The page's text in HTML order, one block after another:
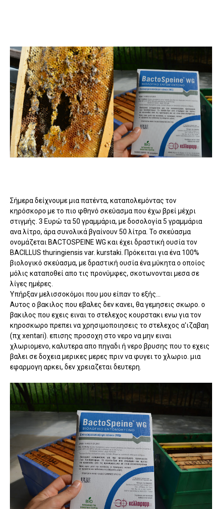
Σήμερα δείχνουμε μια πατέντα, καταπολεμόντας τον
κηρόσκορο με το πιο φθηνό σκεύασμα που έχω βρεί μέχρι
στιγμής. 3 Ευρώ τα 50 γραμμάρια, με δοσολογία 5 γραμμάρια
ανα λίτρο, άρα συνολικά βγαίνουν 50 λίτρα. Το σκεύασμα
ονομάζεται BACTOSPEINE WG και έχει δραστική ουσία τον
BACILLUS thuringiensis var. kurstaki. Πρόκειται για ένα 100%
βιολογικό σκεύασμα, με δραστική ουσία ένα μύκητα ο οποίος
μόλις καταποθεί απο τις προνύμφες, σκοτωνονται μεσα σε
λίγες ημέρες.
Υπήρξαν μελισσοκόμοι που μου είπαν το εξής...
Αυτος ο βακιλος που εβαλες δεν κανει, θα γεμησεις σκωρο. ο
βακιλος που εχεις ειναι το στελεχος κουρστακι ενω για τον
κηροσκωρο πρεπει να χρησιμοποιησεις το στελεχος α'ιζαβαη
(πχ xentari). επισης προσοχη στο νερο να μην ειναι
χλωριομενο, καλυτερα απο πηγαδι ή νερο βρυσης που το εχεις
βαλει σε δοχεια μερικες μερες πριν να φυγει το χλωριο. μια
εφαρμογη αρκει, δεν χρειαζεται δευτερη.